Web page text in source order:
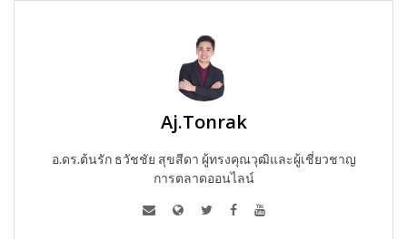
Aj.Tonrak
อ.ดร.ต้นรัก ธวัชชัย สุขสีดา ผู้ทรงคุณวุฒิและผู้เชี่ยวชาญ
การตลาดออนไลน์